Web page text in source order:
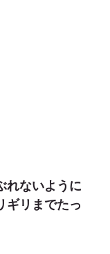
れないように
ギリまでたっ